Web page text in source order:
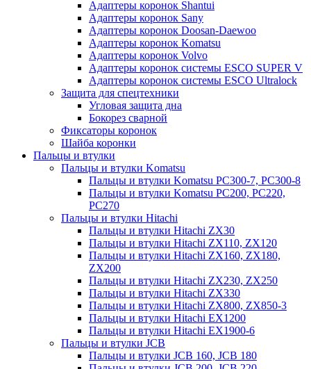
Адаптеры коронок Shantui
Адаптеры коронок Sany
Адаптеры коронок Doosan-Daewoo
Адаптеры коронок Komatsu
Адаптеры коронок Volvo
Адаптеры коронок системы ESCO SUPER V
Адаптеры коронок системы ESCO Ultralock
Защита для спецтехники
Угловая защита дна
Бокорез сварной
Фиксаторы коронок
Шайба коронки
Пальцы и втулки
Пальцы и втулки Komatsu
Пальцы и втулки Komatsu PC300-7, PC300-8
Пальцы и втулки Komatsu PC200, PC220,
PC270
Пальцы и втулки Hitachi
Пальцы и втулки Hitachi ZX30
Пальцы и втулки Hitachi ZX110, ZX120
Пальцы и втулки Hitachi ZX160, ZX180,
ZX200
Пальцы и втулки Hitachi ZX230, ZX250
Пальцы и втулки Hitachi ZX330
Пальцы и втулки Hitachi ZX800, ZX850-3
Пальцы и втулки Hitachi EX1200
Пальцы и втулки Hitachi EX1900-6
Пальцы и втулки JCB
Пальцы и втулки JCB 160, JCB 180